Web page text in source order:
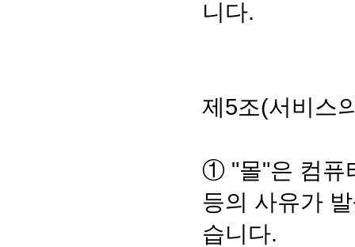
니다.
제5조(서비스
① "몰"은 컴퓨
등의 사유가
습니다.